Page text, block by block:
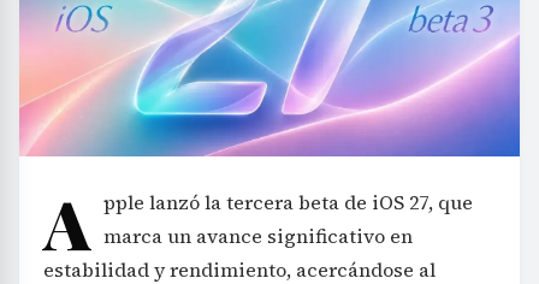
A pple lanzó la tercera beta de iOS 27, que
marca un avance significativo en
estabilidad y rendimiento, acercándose al